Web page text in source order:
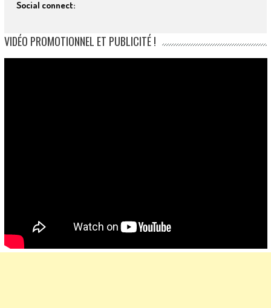
Social connect:
VIDÉO PROMOTIONNEL ET PUBLICITÉ !